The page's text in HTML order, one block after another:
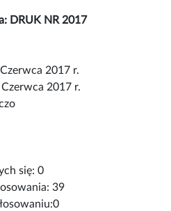
DRUK NR 2017
2017 r.
2017 r.
się: 0
39